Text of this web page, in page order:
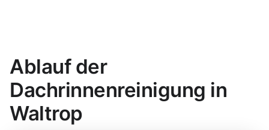
Ablauf der
Dachrinnenreinigung in
Waltrop